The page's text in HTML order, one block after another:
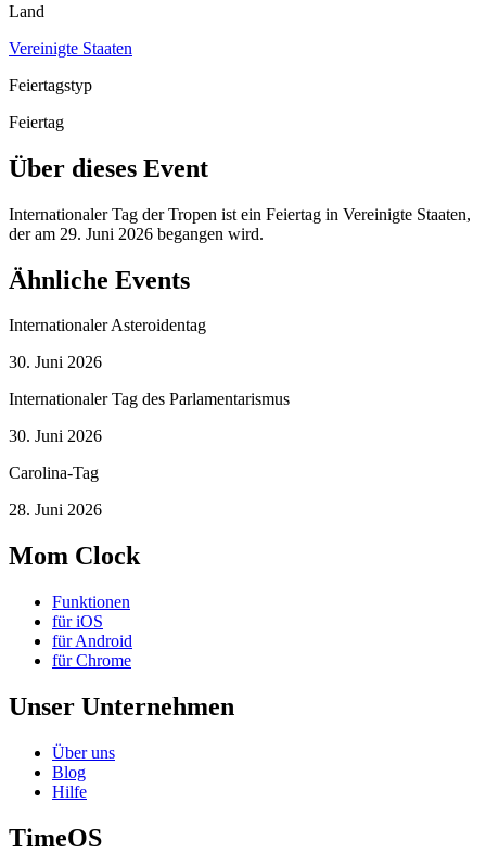
Land
Vereinigte Staaten
Feiertagstyp
Feiertag
Über dieses Event
Internationaler Tag der Tropen ist ein Feiertag in Vereinigte Staaten,
der am 29. Juni 2026 begangen wird.
Ähnliche Events
Internationaler Asteroidentag
30. Juni 2026
Internationaler Tag des Parlamentarismus
30. Juni 2026
Carolina-Tag
28. Juni 2026
Mom Clock
Funktionen
für iOS
für Android
für Chrome
Unser Unternehmen
Über uns
Blog
Hilfe
TimeOS